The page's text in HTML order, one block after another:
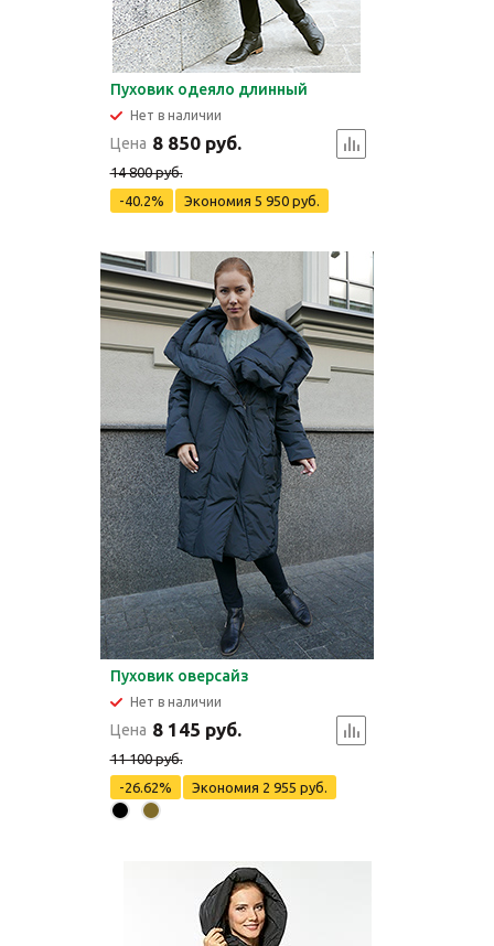
Пуховик одеяло длинный
Нет в наличии
Цена 8 850 руб.
14 800 руб.
-40.2%
Экономия 5 950 руб.
Пуховик оверсайз
Нет в наличии
Цена 8 145 руб.
11 100 руб.
-26.62%
Экономия 2 955 руб.